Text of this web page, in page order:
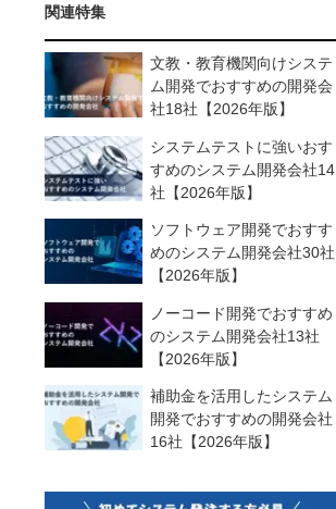
関連特集
文教・教育機関向けシステ
ム開発でおすすめの開発会
社18社【2026年版】
システムテストに強いおす
すめのシステム開発会社14
社【2026年版】
ソフトウェア開発でおすす
めのシステム開発会社30社
【2026年版】
ノーコード開発でおすすめ
のシステム開発会社13社
【2026年版】
補助金を活用したシステム
開発でおすすめの開発会社
16社【2026年版】